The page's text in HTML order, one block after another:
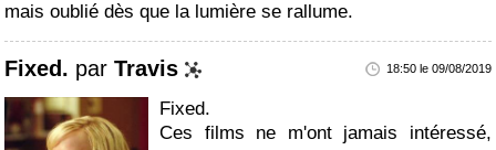
mais oublié dès que la lumière se rallume.
Fixed. parTravis 18:50 le 09/08/2019
Fixed.
Ces films ne m'ont jamais intéressé,